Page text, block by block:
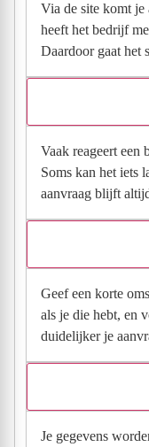
Via de site komt je
heeft het bedrijf
Daardoor gaat het
Vaak reageert een
Soms kan het iets
aanvraag blijft
Geef een korte
als je die hebt, en
duidelijker je
Je gegevens